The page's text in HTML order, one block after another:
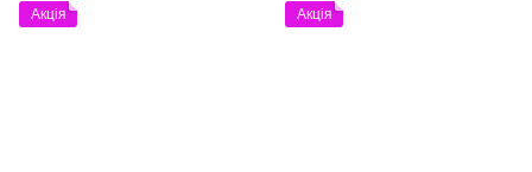
Акція
Акція